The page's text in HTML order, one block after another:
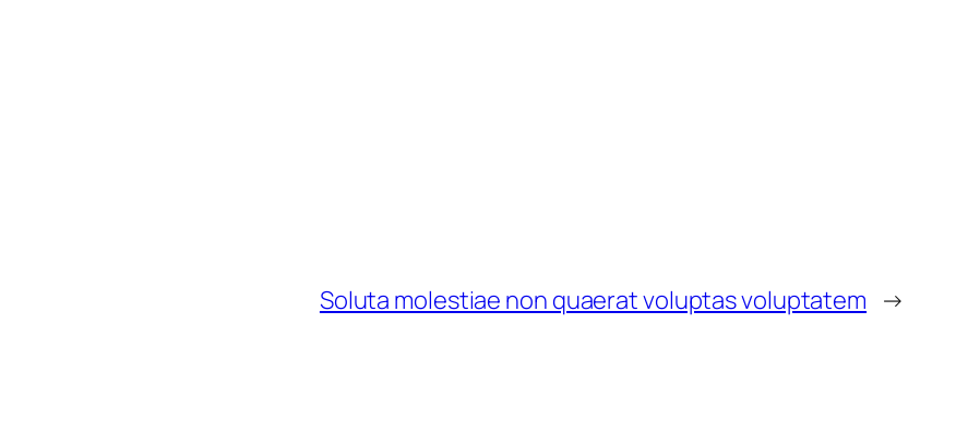
Soluta molestiae non quaerat voluptas voluptatem →